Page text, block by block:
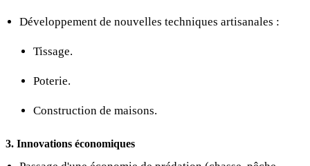
Développement de nouvelles techniques artisanales :
Tissage.
Poterie.
Construction de maisons.
3. Innovations économiques